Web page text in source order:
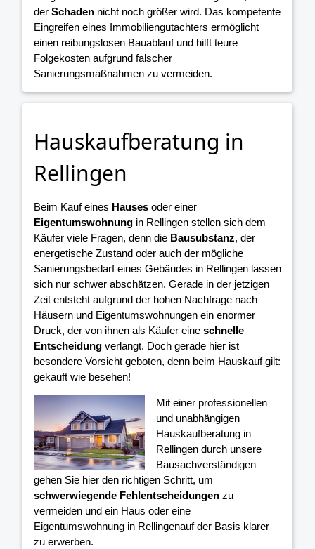
der Schaden nicht noch größer wird. Das kompetente
Eingreifen eines Immobiliengutachters ermöglicht
einen reibungslosen Bauablauf und hilft teure
Folgekosten aufgrund falscher
Sanierungsmaßnahmen zu vermeiden.
Hauskaufberatung in
Rellingen
Beim Kauf eines Hauses oder einer
Eigentumswohnung in Rellingen stellen sich dem
Käufer viele Fragen, denn die Bausubstanz, der
energetische Zustand oder auch der mögliche
Sanierungsbedarf eines Gebäudes in Rellingen lassen
sich nur schwer abschätzen. Gerade in der jetzigen
Zeit entsteht aufgrund der hohen Nachfrage nach
Häusern und Eigentumswohnungen ein enormer
Druck, der von ihnen als Käufer eine schnelle
Entscheidung verlangt. Doch gerade hier ist
besondere Vorsicht geboten, denn beim Hauskauf gilt:
gekauft wie besehen!
Mit einer professionellen
und unabhängigen
Hauskaufberatung in
Rellingen durch unsere
Bausachverständigen
gehen Sie hier den richtigen Schritt, um
schwerwiegende Fehlentscheidungen zu
vermeiden und ein Haus oder eine
Eigentumswohnung in Rellingenauf der Basis klarer
zu erwerben.